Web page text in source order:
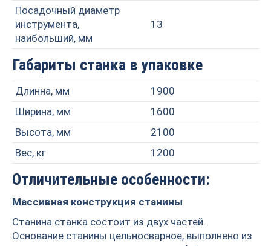
Посадочный диаметр
инструмента,
наибольший, мм
13
Габариты станка в упаковке
Длинна, мм
1900
Ширина, мм
1600
Высота, мм
2100
Вес, кг
1200
Отличительные особенности:
Массивная конструкция станины
Станина станка состоит из двух частей.
Основание станины цельносварное, выполнено из